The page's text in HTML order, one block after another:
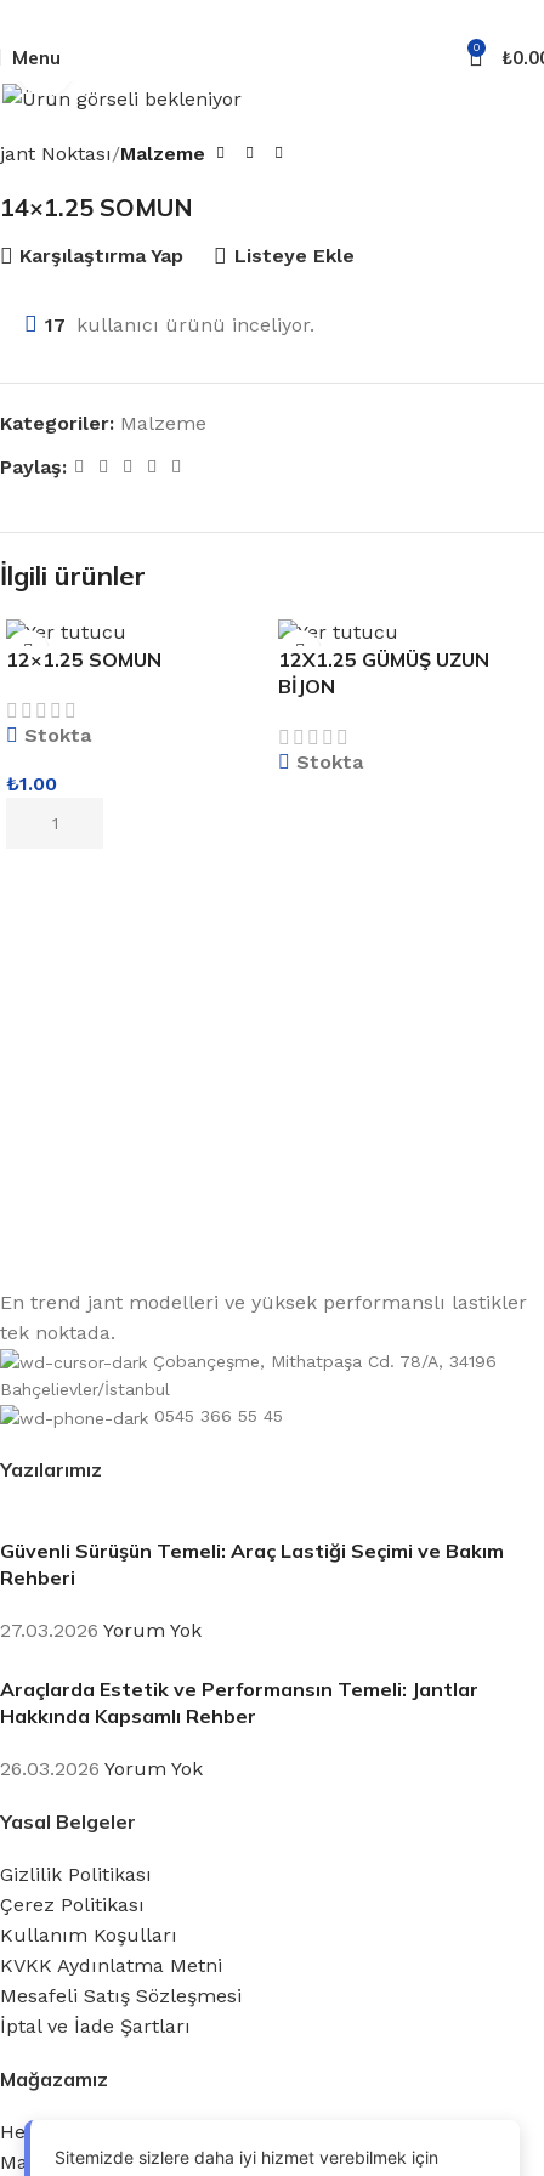
Menu 0 ₺
jant Noktası Malzeme
14×1.25 SOMUN
Karşılaştırma Yap Listeye Ekle
17 kullanıcı ürünü inceliyor.
Kategoriler: Malzeme
Paylaş:
İlgili ürünler
12×1.25 SOMUN
Stokta
₺1.00
12X1.25 GÜMÜŞ UZUN
BİJON
Stokta
En trend jant modelleri ve yüksek performanslı lastikler
tek noktada.
Çobançeşme, Mithatpaşa Cd. 78/A, 34196
Bahçelievler/İstanbul
0545 366 55 45
Yazılarımız
Güvenli Sürüşün Temeli: Araç Lastiği Seçimi ve Bakım
Rehberi
27.03.2026 Yorum Yok
Araçlarda Estetik ve Performansın Temeli: Jantlar
Hakkında Kapsamlı Rehber
26.03.2026 Yorum Yok
Yasal Belgeler
Gizlilik Politikası
Çerez Politikası
Kullanım Koşulları
KVKK Aydınlatma Metni
Mesafeli Satış Sözleşmesi
İptal ve İade Şartları
Mağazamız
Hesabım
MağazaSitemizde sizlere daha iyi hizmet verebilmek için